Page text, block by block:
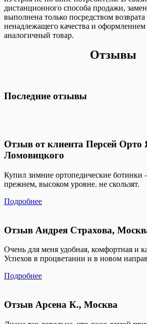
дистанционного способа продажи,
выполнена только посредством возврата
ненадлежащего качества и оформлением
аналогичный товар.
Отзывы
Последние отзывы
Отзыв от клиента Персей Орто
Ломовицкого
Купил зимние ортопедические ботинки
прежнем, высоком уровне. не скользят.
Подробнее
Отзыв Андрея Страхова,
Очень для меня удобная, комфортная и
Успехов в процветании и в новом
Подробнее
Отзыв Арсена К., Москва